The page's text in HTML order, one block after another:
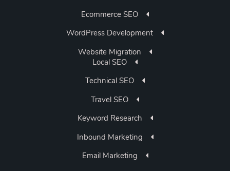
Ecommerce SEO
WordPress Development
Website Migration
Local SEO
Technical SEO
Travel SEO
Keyword Research
Inbound Marketing
Email Marketing